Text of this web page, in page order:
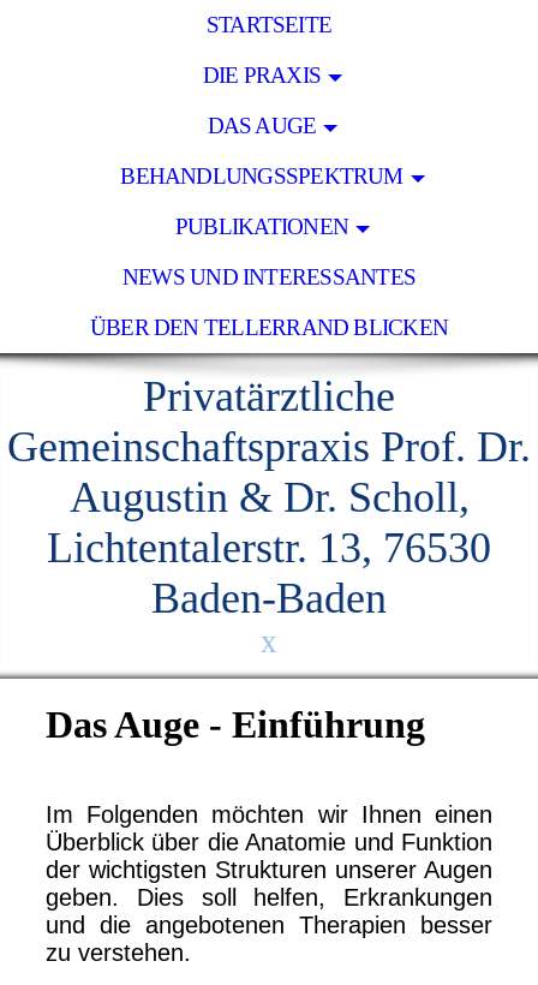
STARTSEITE
DIE PRAXIS
DAS AUGE
BEHANDLUNGSSPEKTRUM
PUBLIKATIONEN
NEWS UND INTERESSANTES
ÜBER DEN TELLERRAND BLICKEN
Privatärztliche
Gemeinschaftspraxis Prof. Dr.
Augustin & Dr. Scholl,
Lichtentalerstr. 13, 76530
Baden-Baden
x
Das Auge - Einführung
Im Folgenden möchten wir Ihnen einen
Überblick über die Anatomie und Funktion
der wichtigsten Strukturen unserer Augen
geben. Dies soll helfen, Erkrankungen
und die angebotenen Therapien besser
zu verstehen.